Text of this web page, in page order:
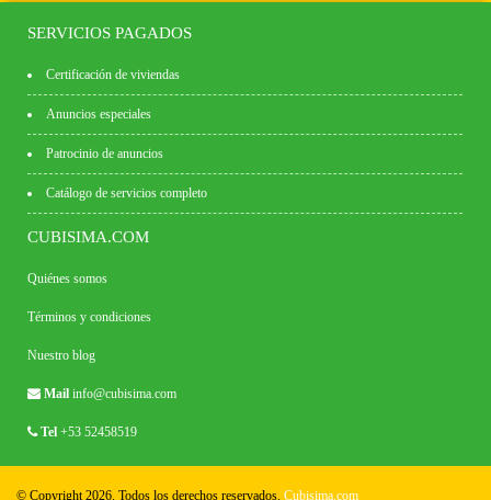
SERVICIOS PAGADOS
Certificación de viviendas
Anuncios especiales
Patrocinio de anuncios
Catálogo de servicios completo
CUBISIMA.COM
Quiénes somos
Términos y condiciones
Nuestro blog
Mail info@cubisima.com
Tel +53 52458519
© Copyright 2026. Todos los derechos reservados. Cubisima.com